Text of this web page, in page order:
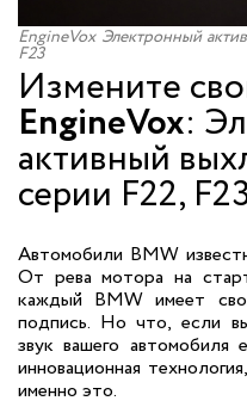
EngineVox Электронный
F23
Измените
EngineVox:
активный
серии F22,
Автомобили BMW
От рева мотора на
каждый BMW имеет
подпись. Но что, если
звук вашего автомобиля
инновационная
именно это.